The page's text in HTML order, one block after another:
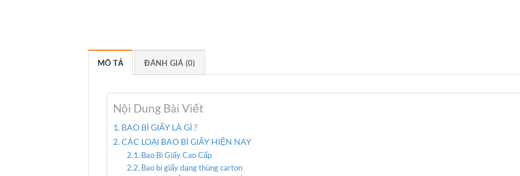
MÔ TẢ ĐÁNH GIÁ (0)
Nội Dung Bài Viết
BAO BÌ GIẤY LÀ GÌ ?
CÁC LOẠI BAO BÌ GIẤY HIỆN NAY
Bao Bì Giấy Cao Cấp
Bao bì giấy dạng thùng carton